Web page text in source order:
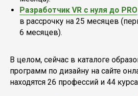
Разработчик VR с нуля до PRO
в рассрочку на 25 месяцев
6 месяцев).
В целом, сейчас в каталоге
программ по дизайну на сайте
находятся 26 профессий и 44